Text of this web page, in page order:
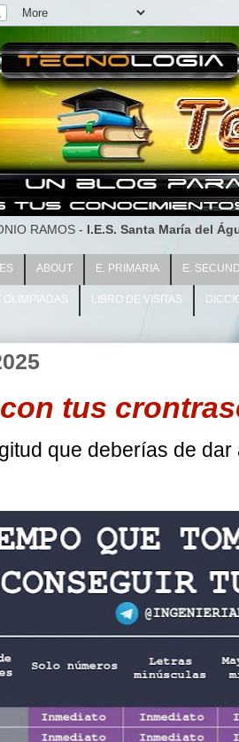
RAMOS - I.E.S. Santa María del
ABOUT E. PRIMARIA E.
OLIMPIADAS LIBRO DE VISITAS
tus
que deberías de